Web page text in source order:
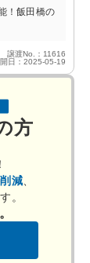
！飯田橋の
譲渡No.：11616
日：2025-05-19
方
減
。